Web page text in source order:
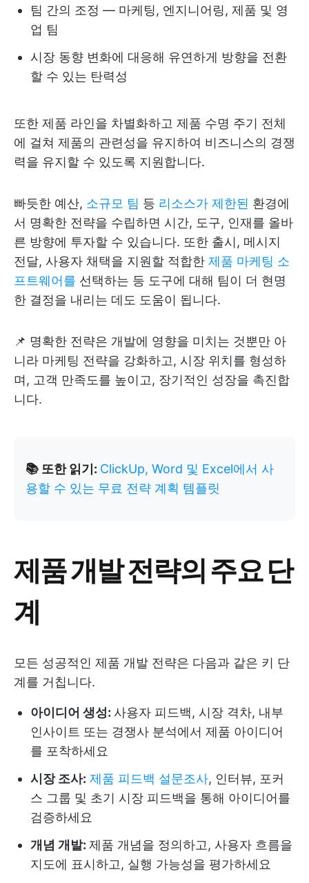
팀 간의 조정 — 마케팅, 엔지니어링, 제품 및 영
업 팀
시장 동향 변화에 대응해 유연하게 방향을 전환
할 수 있는 탄력성
또한 제품 라인을 차별화하고 제품 수명 주기 전체
에 걸쳐 제품의 관련성을 유지하여 비즈니스의 경쟁
력을 유지할 수 있도록 지원합니다.
빠듯한 예산, 소규모 팀 등 리소스가 제한된 환경에
서 명확한 전략을 수립하면 시간, 도구, 인재를 올바
른 방향에 투자할 수 있습니다. 또한 출시, 메시지
전달, 사용자 채택을 지원할 적합한 제품 마케팅 소
프트웨어를 선택하는 등 도구에 대해 팀이 더 현명
한 결정을 내리는 데도 도움이 됩니다.
📌 명확한 전략은 개발에 영향을 미치는 것뿐만 아
니라 마케팅 전략을 강화하고, 시장 위치를 형성하
며, 고객 만족도를 높이고, 장기적인 성장을 촉진합
니다.
📚 또한 읽기: ClickUp, Word 및 Excel에서 사
용할 수 있는 무료 전략 계획 템플릿
제품 개발 전략의 주요 단
계
모든 성공적인 제품 개발 전략은 다음과 같은 키 단
계를 거칩니다.
아이디어 생성: 사용자 피드백, 시장 격차, 내부
인사이트 또는 경쟁사 분석에서 제품 아이디어
를 포착하세요
시장 조사: 제품 피드백 설문조사, 인터뷰, 포커
스 그룹 및 초기 시장 피드백을 통해 아이디어를
검증하세요
개념 개발: 제품 개념을 정의하고, 사용자 흐름을
지도에 표시하고, 실행 가능성을 평가하세요